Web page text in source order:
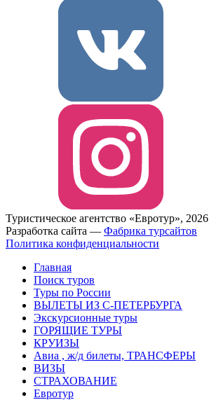
Туристическое агентство «Евротур», 2026
Разработка сайта — Фабрика турсайтов
Политика конфиденциальности
Главная
Поиск туров
Туры по России
ВЫЛЕТЫ ИЗ С-ПЕТЕРБУРГА
Экскурсионные туры
ГОРЯЩИЕ ТУРЫ
КРУИЗЫ
Авиа , ж/д билеты, ТРАНСФЕРЫ
ВИЗЫ
СТРАХОВАНИЕ
Евротур